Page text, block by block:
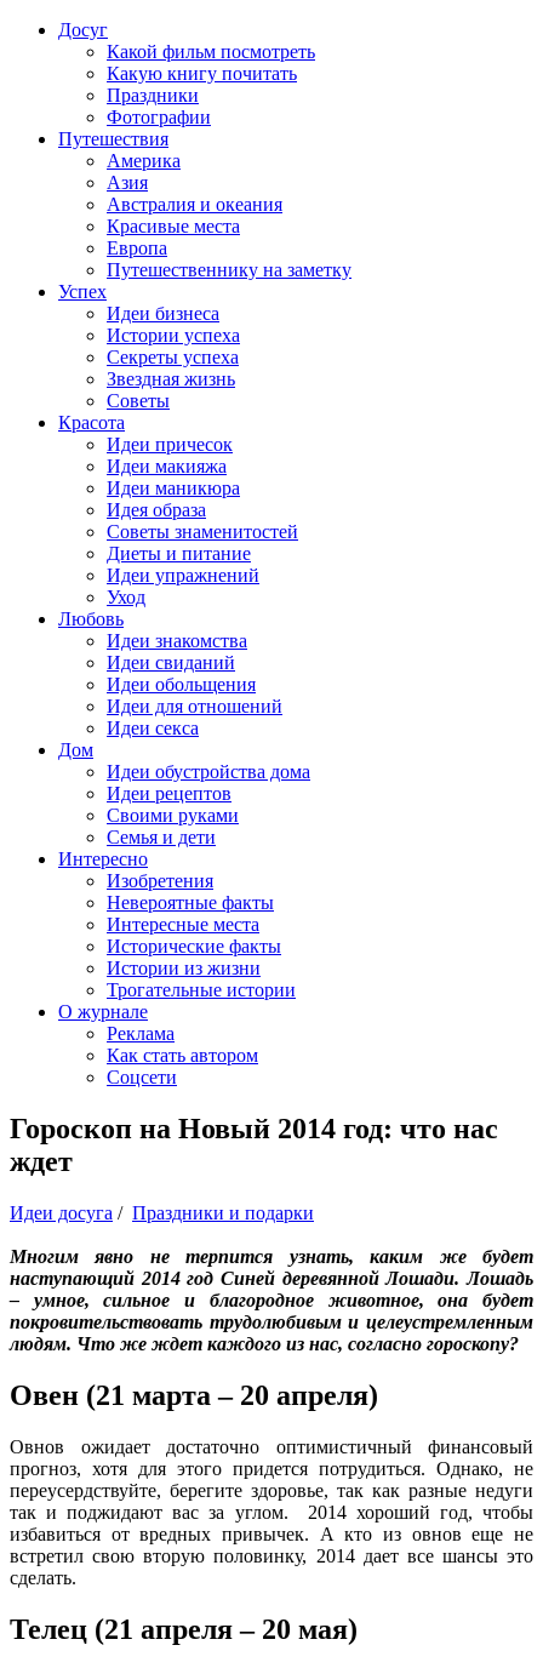
Досуг
Какой фильм посмотреть
Какую книгу почитать
Праздники
Фотографии
Путешествия
Америка
Азия
Австралия и океания
Красивые места
Европа
Путешественнику на заметку
Успех
Идеи бизнеса
Истории успеха
Секреты успеха
Звездная жизнь
Советы
Красота
Идеи причесок
Идеи макияжа
Идеи маникюра
Идея образа
Советы знаменитостей
Диеты и питание
Идеи упражнений
Уход
Любовь
Идеи знакомства
Идеи свиданий
Идеи обольщения
Идеи для отношений
Идеи секса
Дом
Идеи обустройства дома
Идеи рецептов
Своими руками
Семья и дети
Интересно
Изобретения
Невероятные факты
Интересные места
Исторические факты
Истории из жизни
Трогательные истории
О журнале
Реклама
Как стать автором
Соцсети
Гороскоп на Новый 2014 год: что нас
ждет
Идеи досуга / Праздники и подарки
Многим явно не терпится узнать, каким же будет
наступающий 2014 год Синей деревянной Лошади. Лошадь
– умное, сильное и благородное животное, она будет
покровительствовать трудолюбивым и целеустремленным
людям. Что же ждет каждого из нас, согласно гороскопу?
Овен (21 марта – 20 апреля)
Овнов ожидает достаточно оптимистичный финансовый
прогноз, хотя для этого придется потрудиться. Однако, не
переусердствуйте, берегите здоровье, так как разные недуги
так и поджидают вас за углом. 2014 хороший год, чтобы
избавиться от вредных привычек. А кто из овнов еще не
встретил свою вторую половинку, 2014 дает все шансы это
сделать.
Телец (21 апреля – 20 мая)